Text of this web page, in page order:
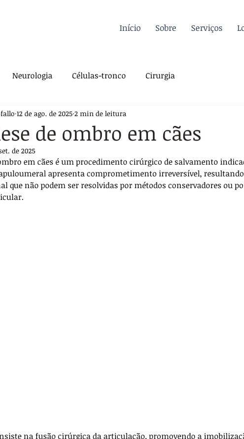
Início Sobre Serviços
Neurologia Células-tronco Cirurgia
Felina Oncologia
Cardiologia Pós-operatório
de ombro em cães
12 de ago. de 2025 2 min de leitura
de 2025
em cães é um procedimento cirúrgico de salvamento
apresenta comprometimento irreversível,
que não podem ser resolvidas por métodos conservadores ou
na fusão cirúrgica da articulação, promovendo a